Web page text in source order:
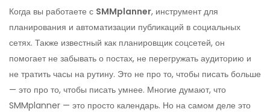
Когда вы работаете с SMMplanner, инструмент для
планирования и автоматизации публикаций в социальных
сетях. Также известный как планировщик соцсетей, он
помогает не забывать о постах, не перегружать аудиторию и
не тратить часы на рутину. Это не про то, чтобы писать больше
— это про то, чтобы писать умнее. Многие думают, что
SMMplanner — это просто календарь. Но на самом деле это